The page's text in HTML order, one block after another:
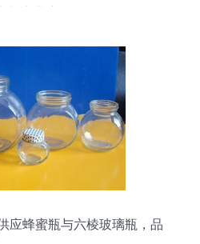
应蜂蜜瓶与六棱玻璃瓶，品